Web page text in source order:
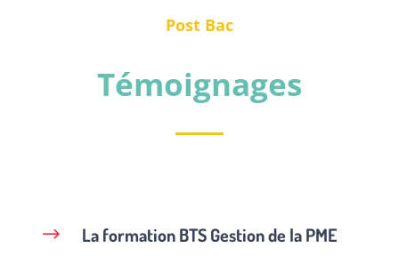
Post Bac
Témoignages
$ La formation BTS Gestion de la PME